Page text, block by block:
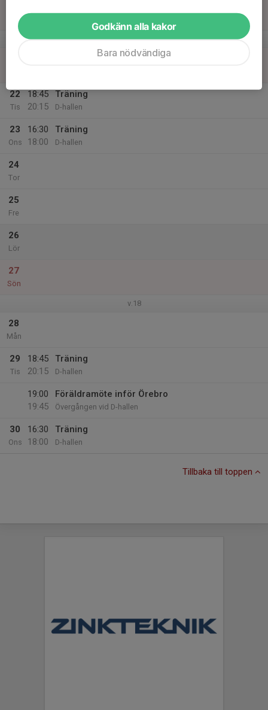
Sön
v.17
22
Tis
18:45
20:15
Träning
D-hallen
23
Ons
16:30
18:00
Träning
D-hallen
24
Tor
25
Fre
26
Lör
27
Sön
v.18
28
Mån
29
Tis
18:45
20:15
Träning
D-hallen
19:00
19:45
Föräldramöte inför Örebro
Övergången vid D-hallen
30
Ons
16:30
18:00
Träning
D-hallen
Tillbaka till toppen
Godkänn alla kakor
Bara nödvändiga